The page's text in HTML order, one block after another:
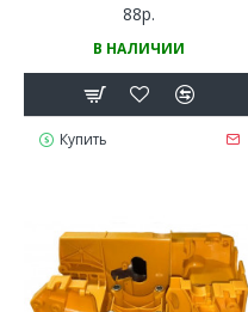
88р.
В НАЛИЧИИ
Купить